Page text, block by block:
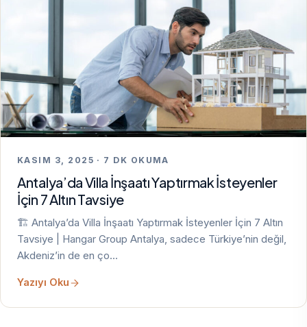
KASIM 3, 2025 · 7 DK OKUMA
Antalya’da Villa İnşaatı Yaptırmak İsteyenler
İçin 7 Altın Tavsiye
🏗️ Antalya’da Villa İnşaatı Yaptırmak İsteyenler İçin 7 Altın
Tavsiye | Hangar Group Antalya, sadece Türkiye’nin değil,
Akdeniz’in de en ço…
Yazıyı Oku